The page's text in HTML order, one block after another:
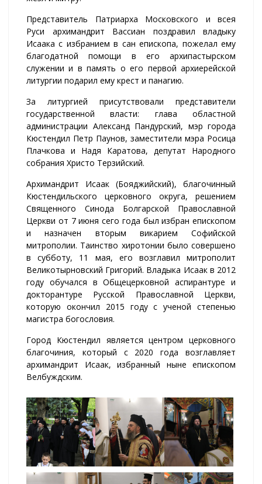
Представитель Патриарха Московского и всея
Руси архимандрит Вассиан поздравил владыку
Исаака с избранием в сан епископа, пожелал ему
благодатной помощи в его архипастырском
служении и в память о его первой архиерейской
литургии подарил ему крест и панагию.
За литургией присутствовали представители
государственной власти: глава областной
администрации Александ Пандурский, мэр города
Кюстендил Петр Паунов, заместители мэра Росица
Плачкова и Надя Каратова, депутат Народного
собрания Христо Терзийский.
Архимандрит Исаак (Бояджийский), благочинный
Кюстендильского церковного округа, решением
Священного Синода Болгарской Православной
Церкви от 7 июня сего года был избран епископом
и назначен вторым викарием Софийской
митрополии. Таинство хиротонии было совершено
в субботу, 11 мая, его возглавил митрополит
Великотырновский Григорий. Владыка Исаак в 2012
году обучался в Общецерковной аспирантуре и
докторантуре Русской Православной Церкви,
которую окончил 2015 году с ученой степенью
магистра богословия.
Город Кюстендил является центром церковного
благочиния, который с 2020 года возглавляет
архимандрит Исаак, избранный ныне епископом
Велбуждским.